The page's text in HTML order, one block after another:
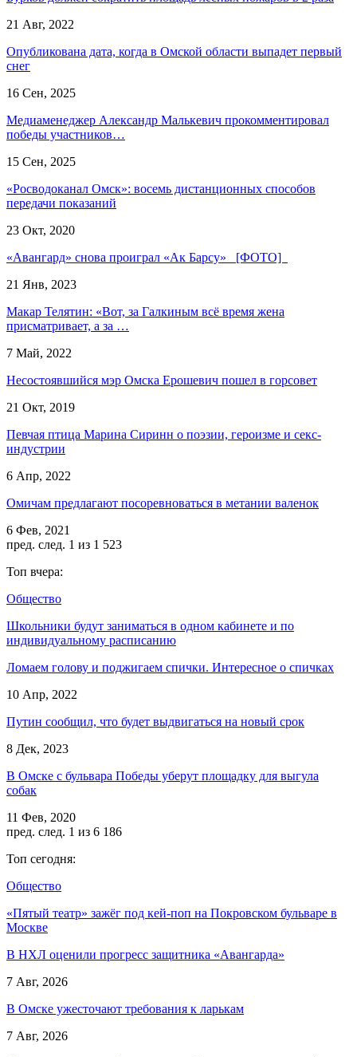
21 Авг, 2022
Опубликована дата, когда в Омской области выпадет первый
снег
16 Сен, 2025
Медиаменеджер Александр Малькевич прокомментировал
победы участников…
15 Сен, 2025
«Росводоканал Омск»: восемь дистанционных способов
передачи показаний
23 Окт, 2020
«Авангард» снова проиграл «Ак Барсу» [ФОТО]
21 Янв, 2023
Макар Телятин: «Вот, за Галкиным всё время жена
присматривает, а за …
7 Май, 2022
Несостоявшийся мэр Омска Ерошевич пошел в горсовет
21 Окт, 2019
Певчая птица Марина Сиринн о поэзии, героизме и секс-
индустрии
6 Апр, 2022
Омичам предлагают посоревноваться в метании валенок
6 Фев, 2021
пред. след. 1 из 1 523
Топ вчера:
Общество
Школьники будут заниматься в одном кабинете и по
индивидуальному расписанию
Ломаем голову и поджигаем спички. Интересное о спичках
10 Апр, 2022
Путин сообщил, что будет выдвигаться на новый срок
8 Дек, 2023
В Омске с бульвара Победы уберут площадку для выгула
собак
11 Фев, 2020
пред. след. 1 из 6 186
Топ сегодня:
Общество
«Пятый театр» зажёг под кей-поп на Покровском бульваре в
Москве
В НХЛ оценили прогресс защитника «Авангарда»
7 Авг, 2026
В Омске ужесточают требования к ларькам
7 Авг, 2026